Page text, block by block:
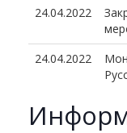
24.04.2022
24.04.2022